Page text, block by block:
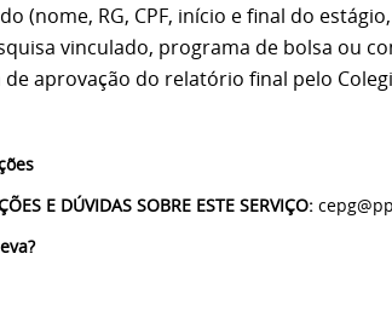
(nome, RG, CPF, início e final do
vinculado, programa de bolsa ou
aprovação do relatório final pelo
E DÚVIDAS SOBRE ESTE SERVIÇO: